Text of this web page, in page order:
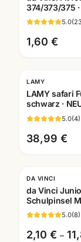
374/373/375
5.0(23
1,60 €
LAMY
LAMY safari
schwarz ·
5.0(4)
38,99 €
DA VINCI
da Vinci
Schulpinsel
5.0(8)
2,10 € –